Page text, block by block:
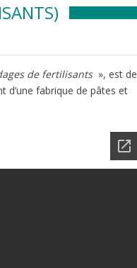
de fertilisants», est de
d’une fabrique de pâtes et